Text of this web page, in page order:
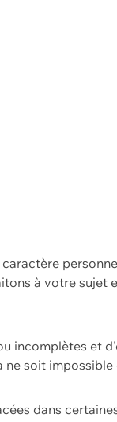
à votre sujet
incomplètes et
soit
dans